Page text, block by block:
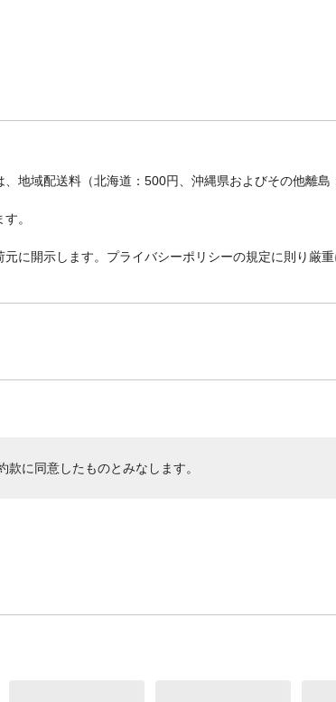
地域配送料（北海道：500円、沖縄県およびその他離
。
に開示します。プライバシーポリシーの規定に則り厳重
に同意したものとみなします。